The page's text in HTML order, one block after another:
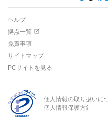
ヘルプ
拠点一覧
免責事項
サイトマップ
PCサイトを見る
個人情報の取り扱いに
個人情報保護方針